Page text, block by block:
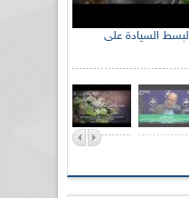
الإذاعة الجزائرية تحي الذكرى 59 لبسط السيادة على